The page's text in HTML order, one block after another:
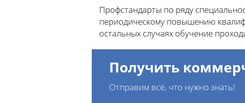
Профстандарты по ряду
периодическому повышению
остальных случаях обучение
Получить
Отправим всё, что нужно знать!